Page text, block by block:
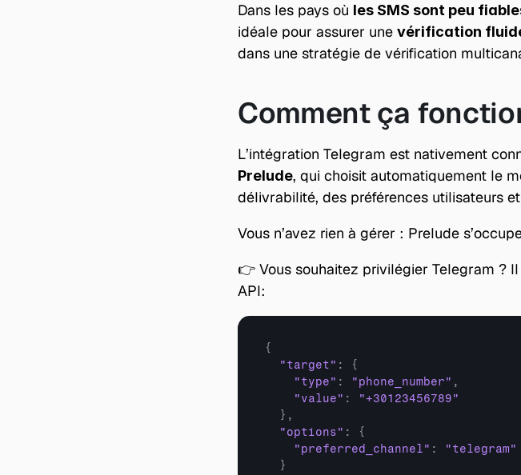
Dans les pays où les SMS sont peu
idéale pour assurer une vérification
dans une stratégie de vérification
Comment ça
L’intégration Telegram est nativement
Prelude, qui choisit automatiquement le
délivrabilité, des préférences utilisateurs
Vous n’avez rien à gérer : Prelude
👉 Vous souhaitez privilégier Telegram ?
API:
{
"target" :
{
"type" : "phone_number" ,
"value" :
"+30123456789"
} ,
"options" :
{
"preferred_channel" :
"telegram"
}